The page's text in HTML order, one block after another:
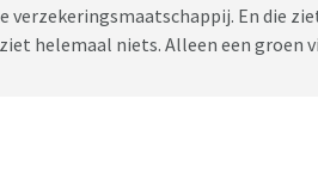
verzekeringsmaatschappij. En die
helemaal niets. Alleen een groen